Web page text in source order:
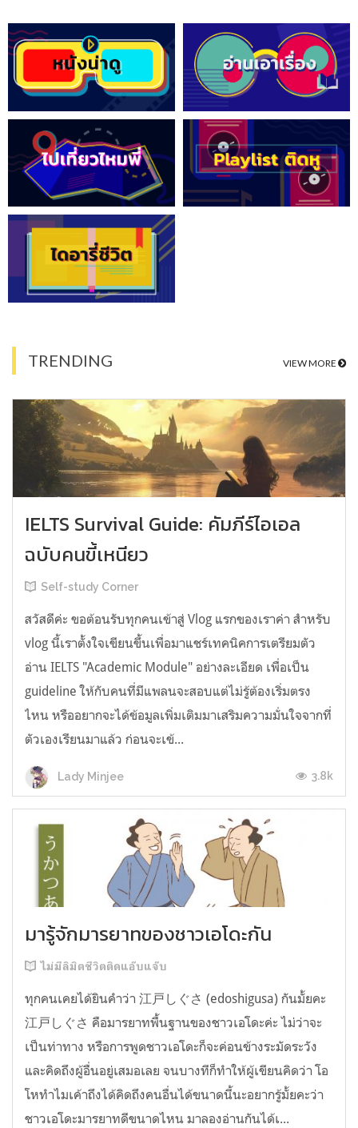
TRENDING VIEW MORE
IELTS Survival Guide: คัมภีร์ไอเอล
ฉบับคนขี้เหนียว
Self-study Corner
สวัสดีค่ะ ขอต้อนรับทุกคนเข้าสู่ Vlog แรกของเราค่า สำหรับ
vlog นี้เราตั้งใจเขียนขึ้นเพื่อมาแชร์เทคนิคการเตรียมตัว
อ่าน IELTS "Academic Module" อย่างละเอียด เพื่อเป็น
guideline ให้กับคนที่มีแพลนจะสอบแต่ไม่รู้ต้องเริ่มตรง
ไหน หรืออยากจะได้ข้อมูลเพิ่มเติมมาเสริมความมั่นใจจากที่
ตัวเองเรียนมาแล้ว ก่อนจะเข้...
Lady Minjee 3.8k
มารู้จักมารยาทของชาวเอโดะกัน
ไม่มีลิมิตชีวิตติดแอ๊บแจ๊บ
ทุกคนเคยได้ยินคำว่า 江戸しぐさ (edoshigusa) กันมั้ยคะ
江戸しぐさ คือมารยาทพื้นฐานของชาวเอโดะค่ะ ไม่ว่าจะ
เป็นท่าทาง หรือการพูดชาวเอโดะก็จะค่อนข้างระมัดระวัง
และคิดถึงผู้อื่นอยู่เสมอเลย จนบางทีก็ทำให้ผู้เขียนคิดว่า โอ
โหทำไมเค้าถึงได้คิดถึงคนอื่นได้ขนาดนี้นะอยากรู้มั้ยคะว่า
ชาวเอโดะมารยาทดีขนาดไหน มาลองอ่านกันได้เ...